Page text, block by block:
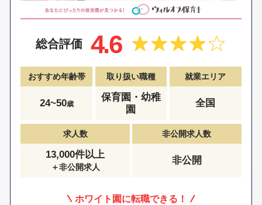
総合評価 4.6
おすすめ年齢帯
24~50歳
取り扱い職種
保育園・幼稚
園
就業エリア
全国
求人数
13,000件以上
＋非公開求人
非公開求人数
非公開
ホワイト園に転職できる！